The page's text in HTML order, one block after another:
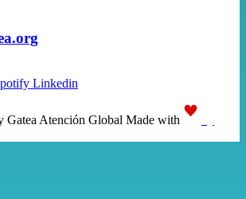
Linkedin
Atención Global Made with